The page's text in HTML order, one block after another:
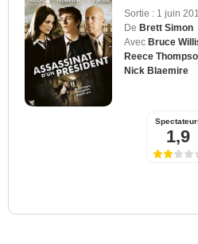
Sortie : 1 juin
De Brett Simon
Avec Bruce
Reece
Nick Blaemire
1,9